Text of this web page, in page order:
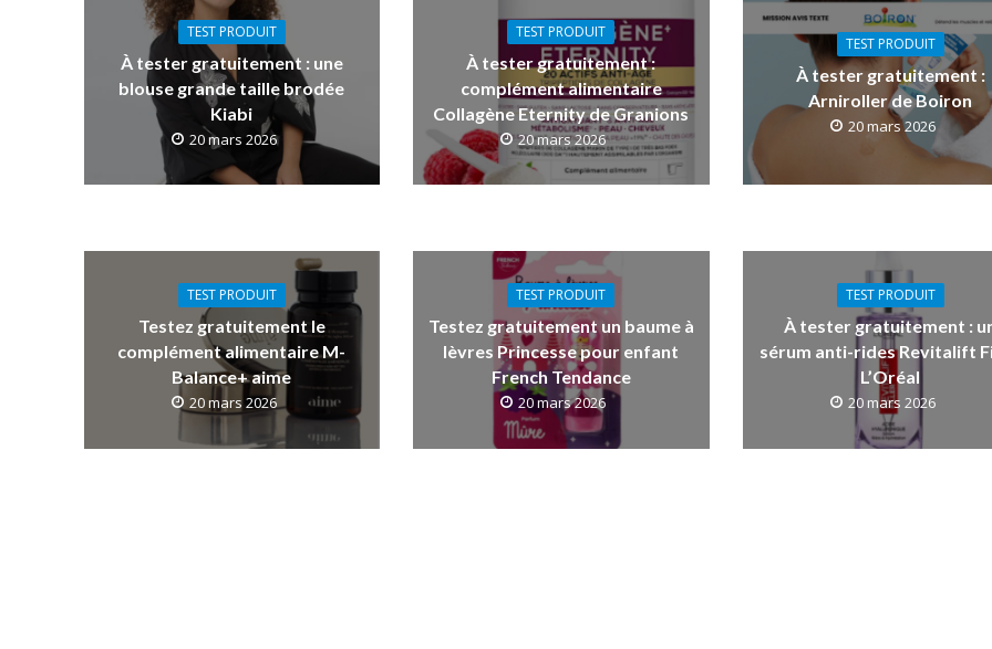
TEST PRODUIT
À tester gratuitement : une
blouse grande taille brodée
Kiabi
20 mars 2026
TEST PRODUIT
À tester gratuitement :
complément alimentaire
Collagène Eternity de Granions
20 mars 2026
TEST PRODUIT
À tester gratuitement :
Arniroller de Boiron
20 mars 2026
TEST PRODUIT
Testez gratuitement le
complément alimentaire M-
Balance+ aime
20 mars 2026
TEST PRODUIT
Testez gratuitement un baume à
lèvres Princesse pour enfant
French Tendance
20 mars 2026
TEST PRODUIT
À tester gratuitement :
sérum anti-rides Revitalift
L’Oréal
20 mars 2026